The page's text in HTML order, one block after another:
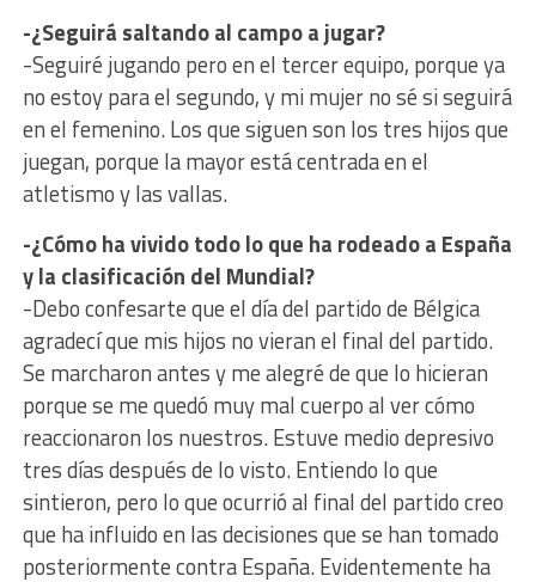
-¿Seguirá saltando al campo a jugar?
-Seguiré jugando pero en el tercer equipo, porque ya
no estoy para el segundo, y mi mujer no sé si seguirá
en el femenino. Los que siguen son los tres hijos que
juegan, porque la mayor está centrada en el
atletismo y las vallas.
-¿Cómo ha vivido todo lo que ha rodeado a España
y la clasificación del Mundial?
-Debo confesarte que el día del partido de Bélgica
agradecí que mis hijos no vieran el final del partido.
Se marcharon antes y me alegré de que lo hicieran
porque se me quedó muy mal cuerpo al ver cómo
reaccionaron los nuestros. Estuve medio depresivo
tres días después de lo visto. Entiendo lo que
sintieron, pero lo que ocurrió al final del partido creo
que ha influido en las decisiones que se han tomado
posteriormente contra España. Evidentemente ha